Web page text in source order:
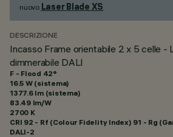
nuovo Laser Blade XS.
DESCRIZIONE
Incasso Frame orientabile 2 x 5 celle -
dimmerabile DALI
F - Flood 42°
16.5 W (sistema)
1377.6 lm (sistema)
83.49 lm/W
2700 K
CRI 92 - Rf (Colour Fidelity Index) 91 - Rg
DALI-2